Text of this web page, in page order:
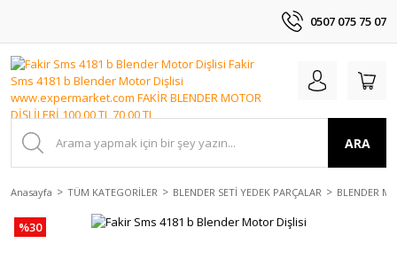
0507 075 75 07
ARA
Anasayfa TÜM KATEGORİLER BLENDER SETİ YEDEK PARÇALAR BLENDER
%30